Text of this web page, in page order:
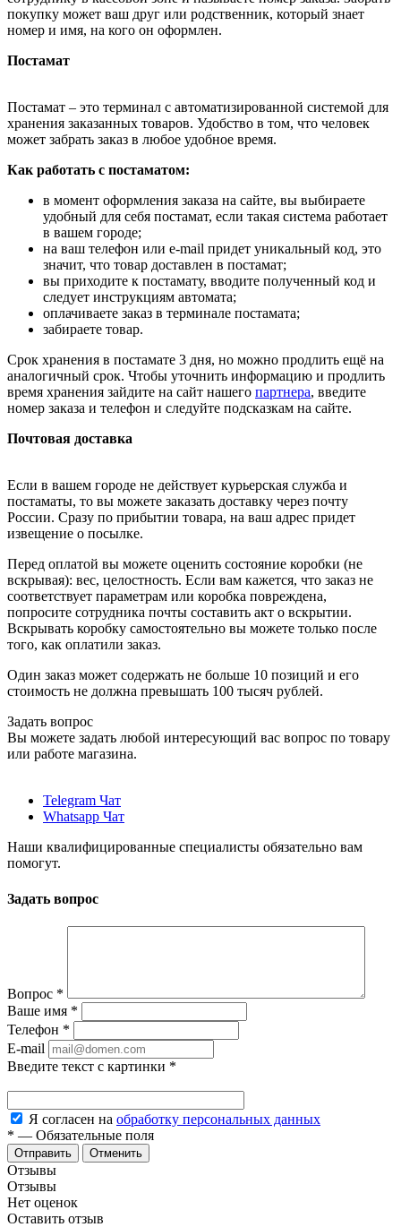
покупку может ваш друг или родственник, который знает
номер и имя, на кого он оформлен.
Постамат
Постамат – это терминал с автоматизированной системой для
хранения заказанных товаров. Удобство в том, что человек
может забрать заказ в любое удобное время.
Как работать с постаматом:
в момент оформления заказа на сайте, вы выбираете
удобный для себя постамат, если такая система работает
в вашем городе;
на ваш телефон или e-mail придет уникальный код, это
значит, что товар доставлен в постамат;
вы приходите к постамату, вводите полученный код и
следует инструкциям автомата;
оплачиваете заказ в терминале постамата;
забираете товар.
Срок хранения в постамате 3 дня, но можно продлить ещё на
аналогичный срок. Чтобы уточнить информацию и продлить
время хранения зайдите на сайт нашего партнера, введите
номер заказа и телефон и следуйте подсказкам на сайте.
Почтовая доставка
Если в вашем городе не действует курьерская служба и
постаматы, то вы можете заказать доставку через почту
России. Сразу по прибытии товара, на ваш адрес придет
извещение о посылке.
Перед оплатой вы можете оценить состояние коробки (не
вскрывая): вес, целостность. Если вам кажется, что заказ не
соответствует параметрам или коробка повреждена,
попросите сотрудника почты составить акт о вскрытии.
Вскрывать коробку самостоятельно вы можете только после
того, как оплатили заказ.
Один заказ может содержать не больше 10 позиций и его
стоимость не должна превышать 100 тысяч рублей.
Задать вопрос
Вы можете задать любой интересующий вас вопрос по товару
или работе магазина.
Telegram Чат
Whatsapp Чат
Наши квалифицированные специалисты обязательно вам
помогут.
Задать вопрос
Вопрос *
Ваше имя *
Телефон *
E-mail
Введите текст с картинки *
Я согласен на обработку персональных данных
* — Обязательные поля
Отменить
Отзывы
Отзывы
Нет оценок
Оставить отзыв